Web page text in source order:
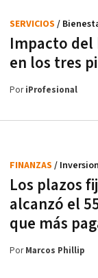
Impacto del
en los tres
SERVICIOS /
PoriProfesional
Los plazos
alcanzó el
que más
FINANZAS /
PorMarcos Phillip